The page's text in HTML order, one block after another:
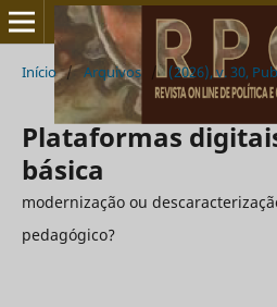
Início / Arquivos / (2026), v. 30,
Plataformas
básica
modernização ou
pedagógico?